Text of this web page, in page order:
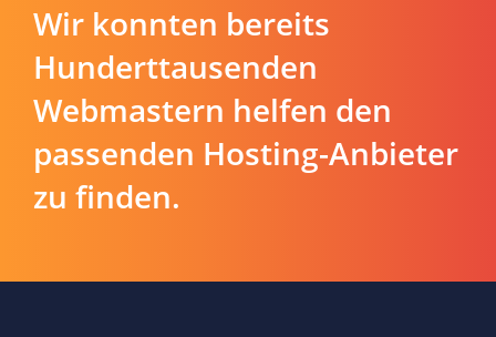
Wir konnten bereits
Hunderttausenden
Webmastern helfen den
passenden Hosting-Anbieter
zu finden.